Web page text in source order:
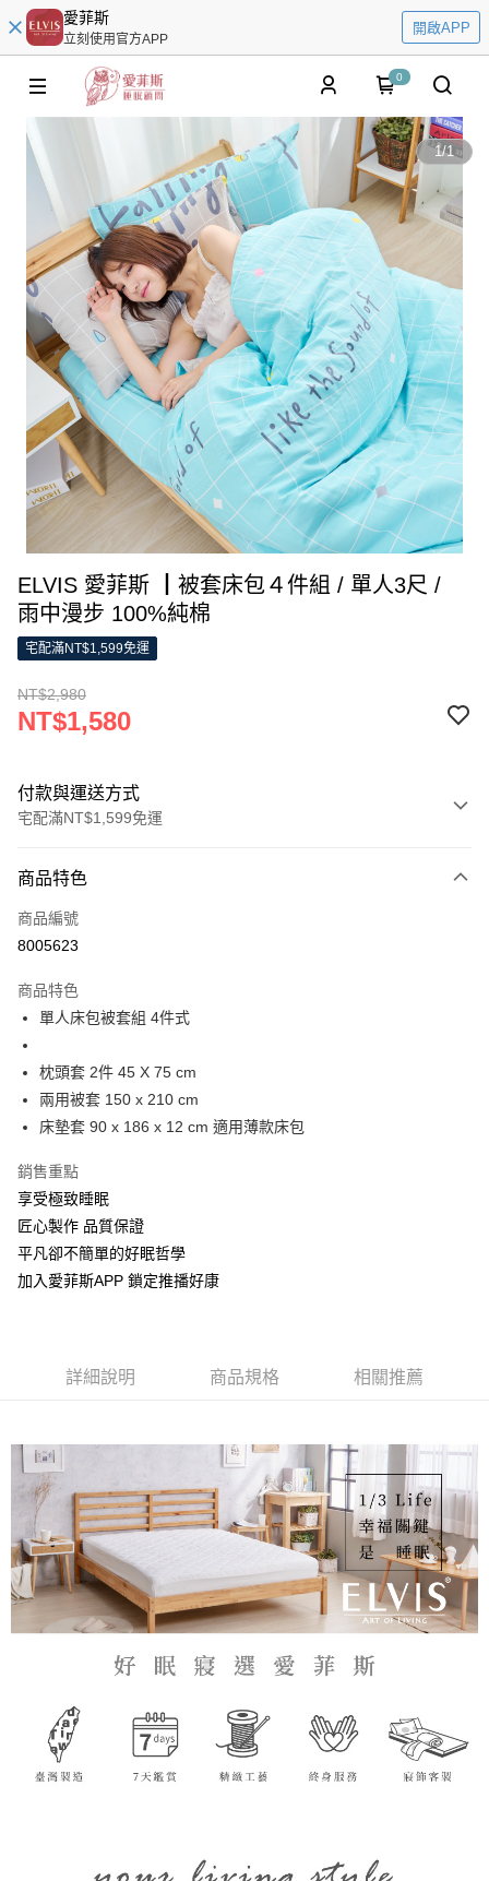
愛菲斯
立刻使用官方APP
開啟APP
0
1/1
ELVIS 愛菲斯 ┃被套床包４件組 / 單人3尺 /
雨中漫步 100%純棉
宅配滿NT$1,599免運
NT$2,980
NT$1,580
付款與運送方式
宅配滿NT$1,599免運
信用卡一次付款
LINE Pay
街口支付
全盈+PAY
運送方式
每筆NT$150，滿NT$1,599(含以上)免運費
商品特色
商品編號
8005623
商品特色
單人床包被套組 4件式
枕頭套 2件 45 X 75 cm
兩用被套 150 x 210 cm
床墊套 90 x 186 x 12 cm 適用薄款床包
銷售重點
享受極致睡眠
匠心製作 品質保證
平凡卻不簡單的好眠哲學
加入愛菲斯APP 鎖定推播好康
詳細說明 商品規格 相關推薦